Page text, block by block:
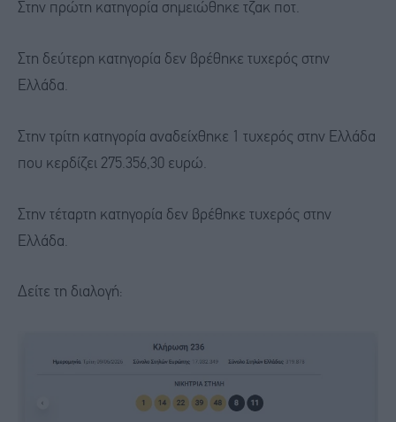
Στην πρώτη κατηγορία σημειώθηκε τζακ ποτ.
Στη δεύτερη κατηγορία δεν βρέθηκε τυχερός στην
Ελλάδα.
Στην τρίτη κατηγορία αναδείχθηκε 1 τυχερός στην Ελλάδα
που κερδίζει 275.356,30 ευρώ.
Στην τέταρτη κατηγορία δεν βρέθηκε τυχερός στην
Ελλάδα.
Δείτε τη διαλογή: